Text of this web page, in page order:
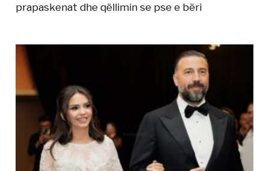
prapaskenat dhe qëllimin se pse e bëri